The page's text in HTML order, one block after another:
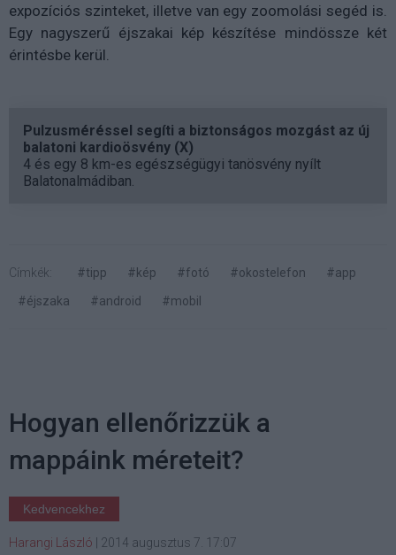
expozíciós szinteket, illetve van egy zoomolási segéd is.
Egy nagyszerű éjszakai kép készítése mindössze két
érintésbe kerül.
Pulzusméréssel segíti a biztonságos mozgást az új
balatoni kardioösvény (X)
4 és egy 8 km-es egészségügyi tanösvény nyílt
Balatonalmádiban.
Címkék: #tipp #kép #fotó #okostelefon
#app
#éjszaka
#android #mobil
Hogyan ellenőrizzük a
mappáink méreteit?
Kedvencekhez
Harangi László 2014 augusztus 7. 17:07